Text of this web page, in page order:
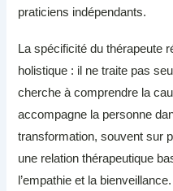
praticiens indépendants.
La spécificité du thérapeute
holistique : il ne traite pas
cherche à comprendre la
accompagne la personne
transformation, souvent sur
une relation thérapeutique
l’empathie et la bienveillance.